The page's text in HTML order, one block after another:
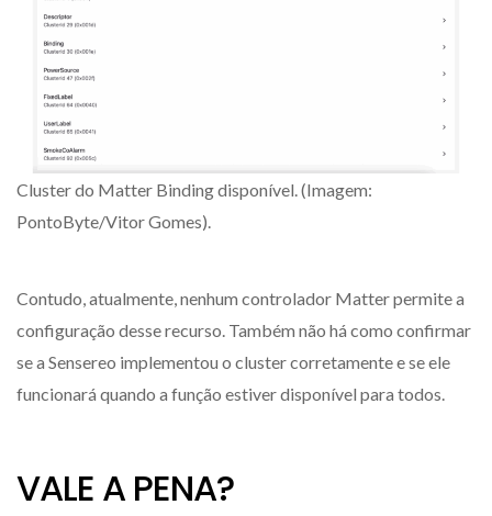
Cluster do Matter Binding disponível. (Imagem:
PontoByte/Vitor Gomes).
Contudo, atualmente, nenhum controlador Matter permite a
configuração desse recurso. Também não há como confirmar
se a Sensereo implementou o cluster corretamente e se ele
funcionará quando a função estiver disponível para todos.
VALE A PENA?